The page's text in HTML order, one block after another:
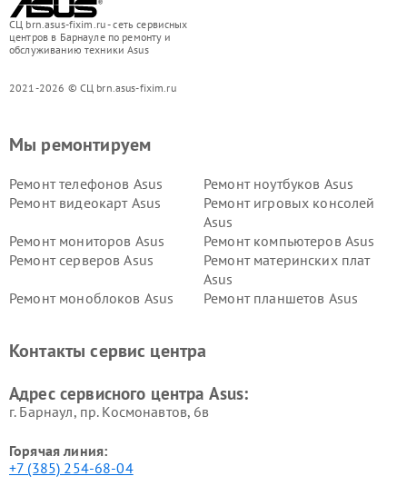
СЦ brn.asus-fixim.ru - сеть сервисных
центров в Барнауле по ремонту и
обслуживанию техники Asus
2021-2026 © СЦ brn.asus-fixim.ru
Мы ремонтируем
Ремонт телефонов Asus
Ремонт ноутбуков Asus
Ремонт видеокарт Asus
Ремонт игровых консолей
Asus
Ремонт мониторов Asus
Ремонт компьютеров Asus
Ремонт серверов Asus
Ремонт материнских плат
Asus
Ремонт моноблоков Asus
Ремонт планшетов Asus
Контакты сервис центра
Адрес сервисного центра Asus:
г. Барнаул, ​пр. Космонавтов, 6в
Горячая линия:
+7 (385) 254-68-04